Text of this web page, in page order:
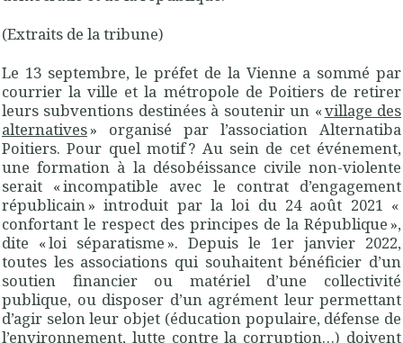
(Extraits de la tribune)
Le 13 septembre, le préfet de la Vienne a sommé par
courrier la ville et la métropole de Poitiers de retirer
leurs subventions destinées à soutenir un «village des
alternatives» organisé par l’association Alternatiba
Poitiers. Pour quel motif ? Au sein de cet événement,
une formation à la désobéissance civile non-violente
serait « incompatible avec le contrat d’engagement
républicain » introduit par la loi du 24 août 2021 «
confortant le respect des principes de la République »,
dite « loi séparatisme ». Depuis le 1er janvier 2022,
toutes les associations qui souhaitent bénéficier d’un
soutien financier ou matériel d’une collectivité
publique, ou disposer d’un agrément leur permettant
d’agir selon leur objet (éducation populaire, défense de
l’environnement, lutte contre la corruption…) doivent